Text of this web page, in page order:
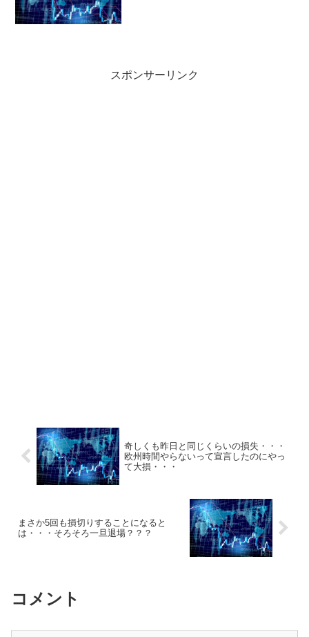
スポンサーリンク
奇しくも昨日と同じくらいの損失・・・
欧州時間やらないって宣言したのにやっ
て大損・・・
まさか5回も損切りすることになると
は・・・そろそろ一旦退場？？？
コメント